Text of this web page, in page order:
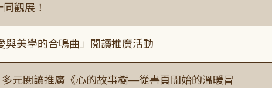
觀展！
與美學的合鳴曲」閱讀推廣活動
多元閱讀推廣《心的故事樹—從書頁開始的溫暖冒